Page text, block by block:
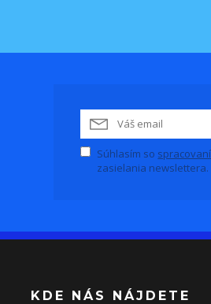
Súhlasím so
zasielania newslettera.
KDE NÁS NÁJDETE